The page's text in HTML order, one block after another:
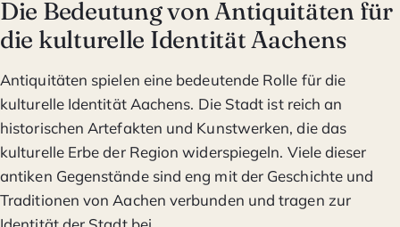
Die Bedeutung von Antiquitäten für
die kulturelle Identität Aachens
Antiquitäten spielen eine bedeutende Rolle für die
kulturelle Identität Aachens. Die Stadt ist reich an
historischen Artefakten und Kunstwerken, die das
kulturelle Erbe der Region widerspiegeln. Viele dieser
antiken Gegenstände sind eng mit der Geschichte und
Traditionen von Aachen verbunden und tragen zur